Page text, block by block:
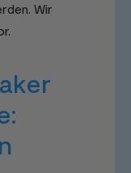
Wir